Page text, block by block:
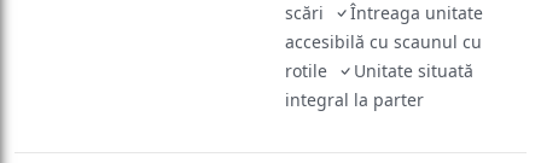
scări
Întreaga unitate
accesibilă cu scaunul cu
rotile
Unitate situată
integral la parter